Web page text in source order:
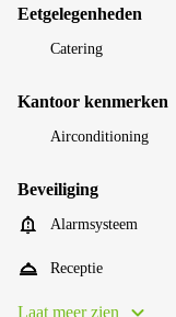
Eetgelegenheden
Catering
Kantoor kenmerken
Airconditioning
Beveiliging
Alarmsysteem
Receptie
Laat meer zien